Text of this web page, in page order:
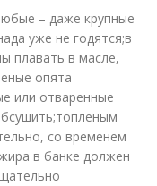
– даже крупные
уже не годятся;в
плавать в масле,
опята
или отваренные
со временем
в банке должен